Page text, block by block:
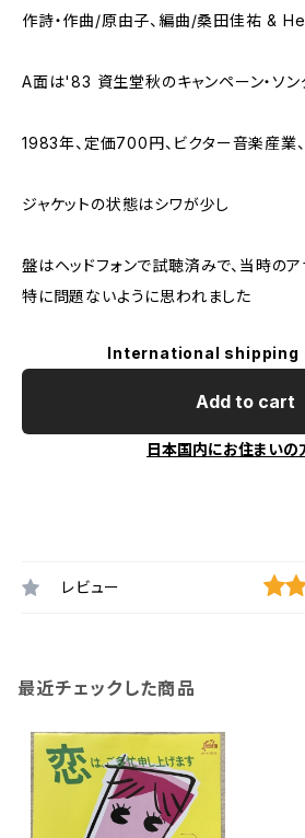
作詩・作曲/原由子、編曲/桑田佳祐 &
A面は'83 資生堂秋のキャンペーン・ソン
1983年、定価700円、ビクター音楽産業
ジャケットの状態はシワが少し
盤はヘッドフォンで試聴済みで、当時の
特に問題ないように思われました
International shipping
Add to cart
日本国内にお住まいの
レビュー
最近チェックした商品